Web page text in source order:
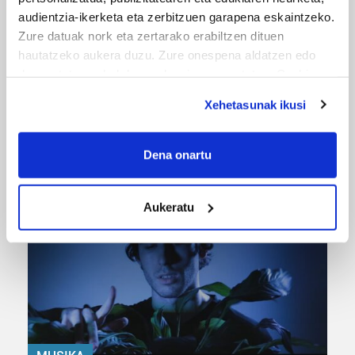
audientzia-ikerketa eta zerbitzuen garapena eskaintzeko.
Zure datuak nork eta zertarako erabiltzen dituen
hautatzeko aukera duzu. Zure onespena aldatzen edo
If you allow, we would also like to:
Collect information about your geographical
meters
Identify your device by actively scanning it for
specific characteristics (fingerprinting)
Find out more about how your personal data is processed
and set your preferences in the details section.
Guk eta gure bazkideek zure datu pertsonalak
prozesatzen ditugu, zure IP zenbakia, besteak beste,
teknologia erabiliz, cookieak adibidez, iragarki eta eduki
Xehetasunak ikusi
Dena onartu
Aukeratu